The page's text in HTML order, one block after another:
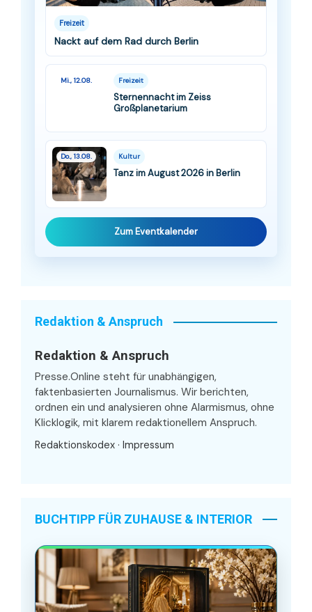
Freizeit
Nackt auf dem Rad durch Berlin
Mi., 12.08. Freizeit
Sternennacht im Zeiss
Großplanetarium
Do., 13.08. Kultur
Tanz im August 2026 in Berlin
Zum Eventkalender
Redaktion & Anspruch
Redaktion & Anspruch
Presse.Online steht für unabhängigen,
faktenbasierten Journalismus. Wir berichten,
ordnen ein und analysieren ohne Alarmismus, ohne
Klicklogik, mit klarem redaktionellem Anspruch.
Redaktionskodex · Impressum
BUCHTIPP FÜR ZUHAUSE & INTERIOR